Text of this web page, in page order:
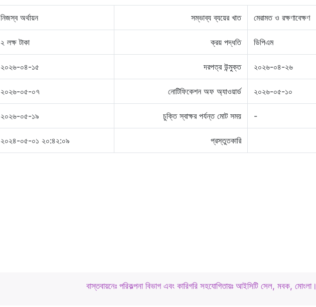
নিজস্ব অর্থায়ন সম্ভাব্য ব্যয়ের খাত মেরামত ও রক্ষণাবেক্ষণ
২ লক্ষ টাকা ক্রয় পদ্ধতি ডিপিএম
২০২৬-০৪-১৫ দরপত্র উন্মুক্ত ২০২৬-০৪-২৬
২০২৬-০৫-০৭ নোটিফিকেশন অফ অ্যাওয়ার্ড ২০২৬-০৫-১০
২০২৬-০৫-১৯ চুক্তি স্বাক্ষর পর্যন্ত মোট সময় -
২০২৪-০৫-০১ ২০:৪২:০৯ প্রস্তুতকারি
বাস্তবায়নেঃ পরিকল্পনা বিভাগ এবং কারিগরি সহযোগিতায়ঃ আইসিটি সেল, মবক, মোংলা।